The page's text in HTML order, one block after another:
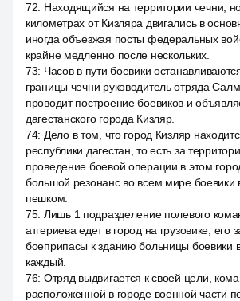
72: Находящийся на территории чечни,
километрах от Кизляра двигались в
иногда объезжая посты федеральных
крайне медленно после нескольких.
73: Часов в пути боевики
границы чечни руководитель отряда
проводит построение боевиков и
дагестанского города Кизляр.
74: Дело в том, что город Кизляр
республики дагестан, то есть за
проведение боевой операции в этом
большой резонанс во всем мире боевики
пешком.
75: Лишь 1 подразделение полевого
атгериева едет в город на грузовике, его
боеприпасы к зданию больницы боевики
каждый.
76: Отряд выдвигается к своей цели,
расположенной в городе военной части